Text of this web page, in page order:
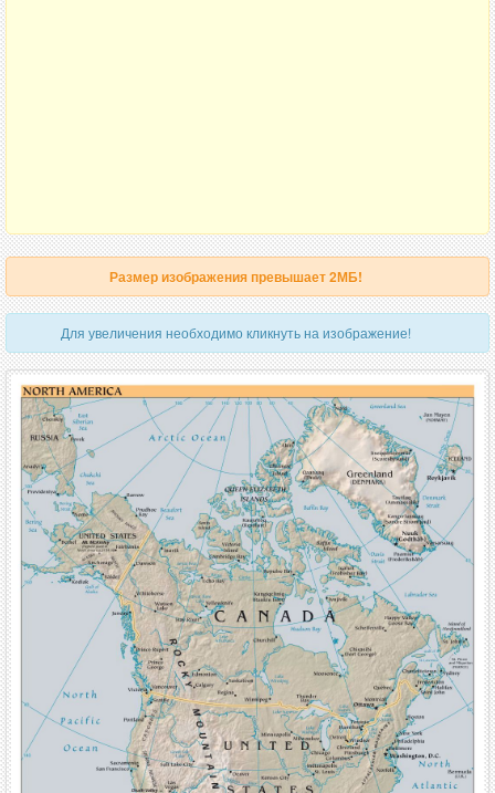
Размер изображения превышает 2МБ!
Для увеличения необходимо кликнуть на изображение!